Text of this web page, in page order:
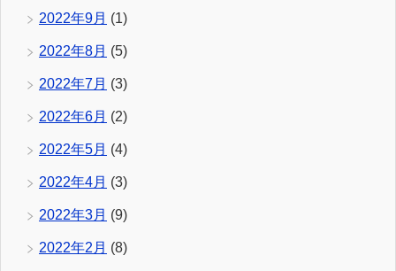
2022年9月 (1)
2022年8月 (5)
2022年7月 (3)
2022年6月 (2)
2022年5月 (4)
2022年4月 (3)
2022年3月 (9)
2022年2月 (8)